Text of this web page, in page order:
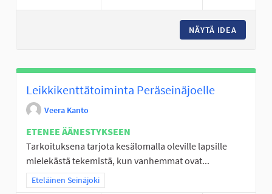
NÄYTÄ IDEA
Leikkikenttätoiminta Peräseinäjoelle
Veera Kanto
ETENEE ÄÄNESTYKSEEN
Tarkoituksena tarjota kesälomalla oleville lapsille
mielekästä tekemistä, kun vanhemmat ovat...
Rajaa tulokset teeman mukaan: Eteläinen Seinäjoki
Eteläinen Seinäjoki